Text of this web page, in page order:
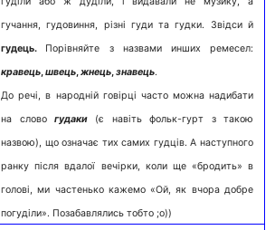
гучання, гудовиння, різні гуди та гудки. Звідси й
гудець. Порівняйте з назвами инших ремесел:
кравець,швець,жнець,знавець.
До речі, в народній говірці часто можна надибати
на слово гудаки (є навіть фольк-гурт з такою
назвою), що означає тих самих гудців. А наступного
ранку після вдалої вечірки, коли ще «бродить» в
голові, ми частенько кажемо «Ой, як вчора добре
погуділи». Позабавлялись тобто ;о))